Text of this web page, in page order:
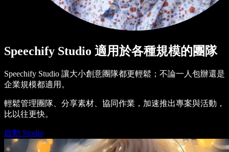
Speechify Studio 適用於各種規模的團隊
Speechify Studio 讓大小創意團隊都更輕鬆；不論一人包辦還是
企業規模都適用。
輕鬆管理團隊、分享素材、協同作業，加速推出專案與活動，
比以往更快。
啟動 Studio